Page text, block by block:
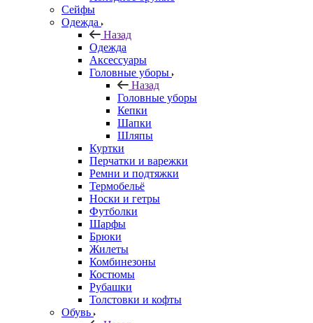
Сейфы
Одежда
Назад
Одежда
Аксессуары
Головные уборы
Назад
Головные уборы
Кепки
Шапки
Шляпы
Куртки
Перчатки и варежки
Ремни и подтяжки
Термобельё
Носки и гетры
Футболки
Шарфы
Брюки
Жилеты
Комбинезоны
Костюмы
Рубашки
Толстовки и кофты
Обувь